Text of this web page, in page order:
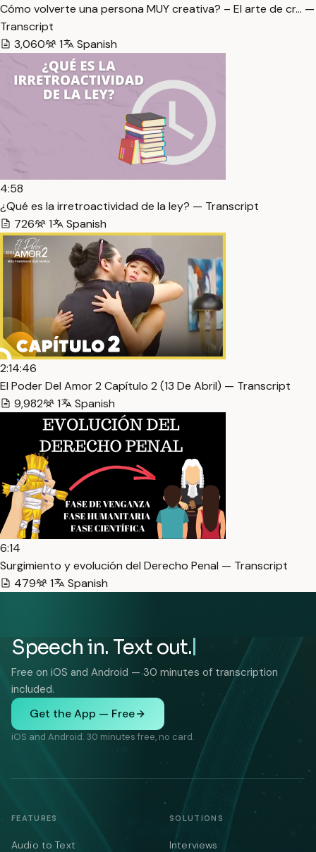
Cómo volverte una persona MUY creativa? – El arte de cr… —
Transcript
3,060
1 Spanish
4:58
¿Qué es la irretroactividad de la ley? — Transcript
726
1 Spanish
2:14:46
El Poder Del Amor 2 Capítulo 2 (13 De Abril) — Transcript
9,982
1 Spanish
6:14
Surgimiento y evolución del Derecho Penal — Transcript
479
1 Spanish
Speech in. Text out.
Free on iOS and Android — 30 minutes of transcription
included.
Get the App — Free
iOS and Android. 30 minutes free, no card.
FEATURES
Audio to Text
SOLUTIONS
Interviews